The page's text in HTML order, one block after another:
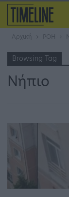
Αρχική ΡΟΗ
Browsing Tag
Νήπιο